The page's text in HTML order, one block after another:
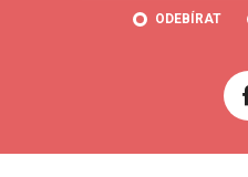
ODEBÍRAT